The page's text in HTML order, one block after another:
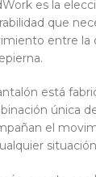
es la
que
entre la
está
única
el